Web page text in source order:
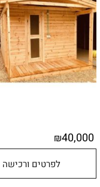
₪40,000
לפרטים ורכישה